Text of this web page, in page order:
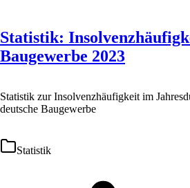
Statistik:
Baugewerbe 2023
Statistik zur Insolvenzhäufigkeit im
deutsche Baugewerbe
Statistik